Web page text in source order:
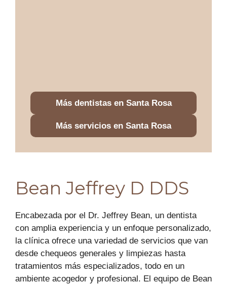
Más dentistas en Santa Rosa
Más servicios en Santa Rosa
Bean Jeffrey D DDS
Encabezada por el Dr. Jeffrey Bean, un dentista
con amplia experiencia y un enfoque personalizado,
la clínica ofrece una variedad de servicios que van
desde chequeos generales y limpiezas hasta
tratamientos más especializados, todo en un
ambiente acogedor y profesional. El equipo de Bean